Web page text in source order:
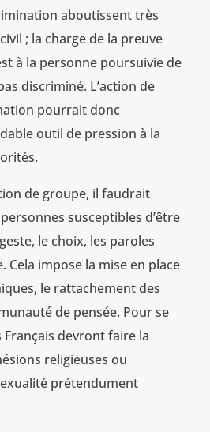
aboutissent très
; la charge de la preuve
à la personne poursuivie de
discriminé. L’action de
pourrait donc
outil de pression à la
de groupe, il faudrait
susceptibles d’être
le choix, les paroles
Cela impose la mise en place
le rattachement des
de pensée. Pour se
devront faire la
religieuses ou
prétendument